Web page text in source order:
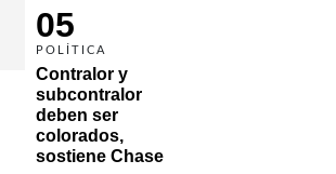
05
POLÍTICA
Contralor y
subcontralor
deben ser
colorados,
sostiene Chase